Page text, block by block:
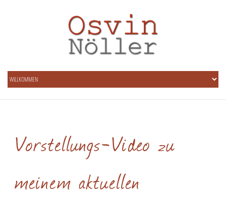
Vorstellungs-Video zu
meinem aktuellen